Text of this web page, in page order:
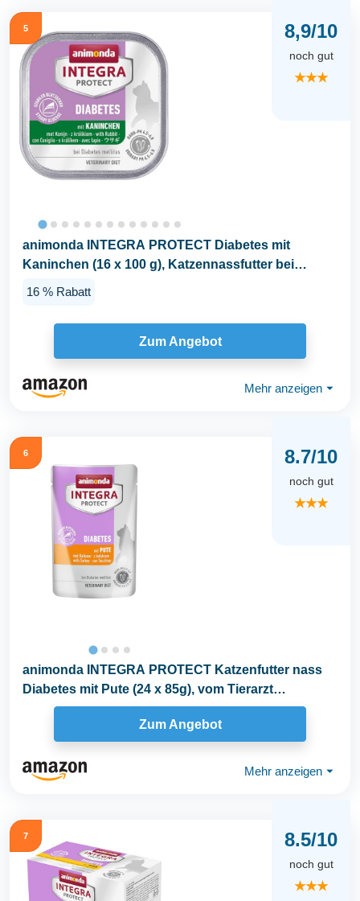
5 8,9/10
noch gut
★★★
animonda INTEGRA PROTECT Diabetes mit
Kaninchen (16 x 100 g), Katzennassfutter bei
16 % Rabatt
Zum Angebot
Mehr anzeigen ⏷
6 8.7/10
noch gut
★★★
animonda INTEGRA PROTECT Katzenfutter nass
Diabetes mit Pute (24 x 85g), vom Tierarzt
empfohlen bei...
Zum Angebot
Mehr anzeigen ⏷
7 8.5/10
noch gut
★★★